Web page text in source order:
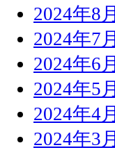
2024年8月
2024年7月
2024年6月
2024年5月
2024年4月
2024年3月